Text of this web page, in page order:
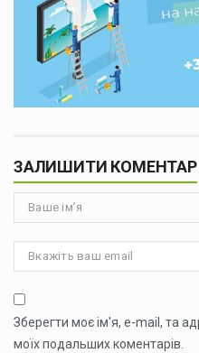
ЗАЛИШИТИ КОМЕНТАР
Зберегти моє ім'я, e-mail, та
моїх подальших коментарів.